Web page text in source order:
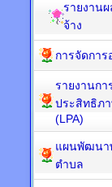
รายงาน
จ้าง
การจัดการ
รายงานกา
ประสิทธิภ
(LPA)
แผนพัฒนา
ตำบล